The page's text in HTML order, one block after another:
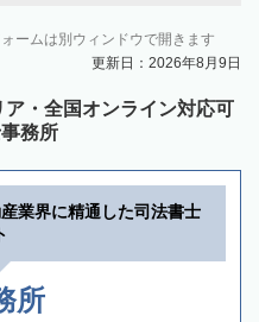
ームは別ウィンドウで開きます
更新日：2026年8月9日
・全国オンライン対応可
務所
業界に精通した司法書士
所